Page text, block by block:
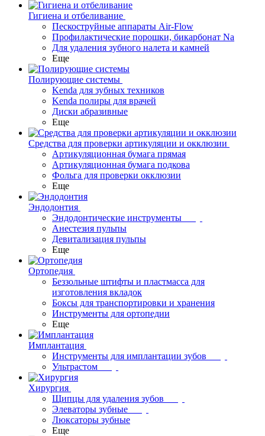
Гигиена и отбеливание
Пескоструйные аппараты Air-Flow
Профилактические порошки, бикарбонат Na
Для удаления зубного налета и камней
Еще
Полирующие системы
Kenda для зубных техников
Kenda полиры для врачей
Диски абразивные
Еще
Средства для проверки артикуляции и окклюзии
Артикуляционная бумага прямая
Артикуляционная бумага подкова
Фольга для проверки окклюзии
Еще
Эндодонтия
Эндодонтические инструменты
Анестезия пульпы
Девитализация пульпы
Еще
Ортопедия
Беззольные штифты и пластмасса для
изготовления вкладок
Боксы для транспортировки и хранения
Инструменты для ортопедии
Еще
Имплантация
Инструменты для имплантации зубов
Ультрастом
Хирургия
Щипцы для удаления зубов
Элеваторы зубные
Люксаторы зубные
Еще